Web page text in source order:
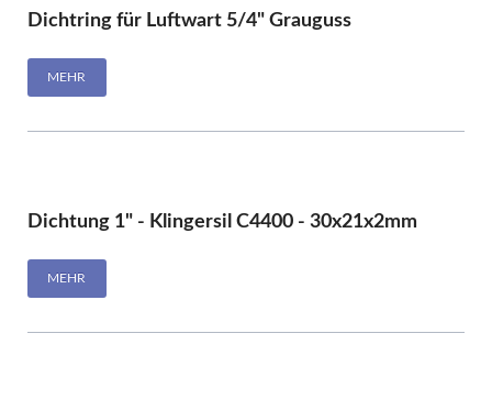
Dichtring für Luftwart 5/4" Grauguss
MEHR
Dichtung 1" - Klingersil C4400 - 30x21x2mm
MEHR